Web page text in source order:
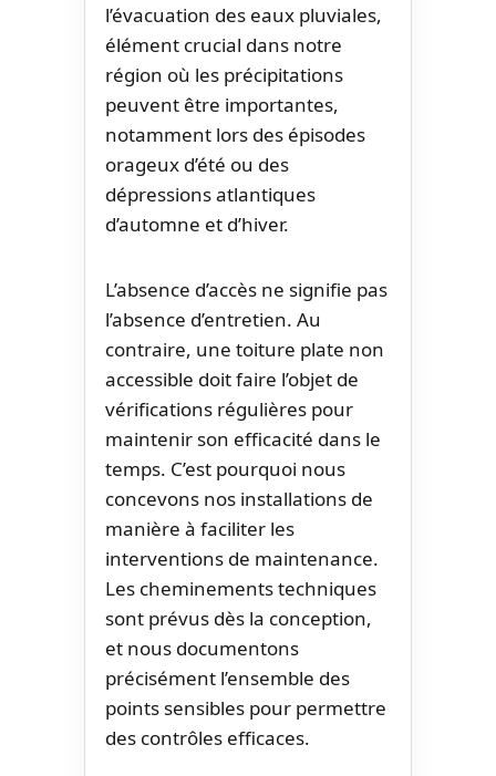
l’évacuation des eaux pluviales,
élément crucial dans notre
région où les précipitations
peuvent être importantes,
notamment lors des épisodes
orageux d’été ou des
dépressions atlantiques
d’automne et d’hiver.
L’absence d’accès ne signifie pas
l’absence d’entretien. Au
contraire, une toiture plate non
accessible doit faire l’objet de
vérifications régulières pour
maintenir son efficacité dans le
temps. C’est pourquoi nous
concevons nos installations de
manière à faciliter les
interventions de maintenance.
Les cheminements techniques
sont prévus dès la conception,
et nous documentons
précisément l’ensemble des
points sensibles pour permettre
des contrôles efficaces.